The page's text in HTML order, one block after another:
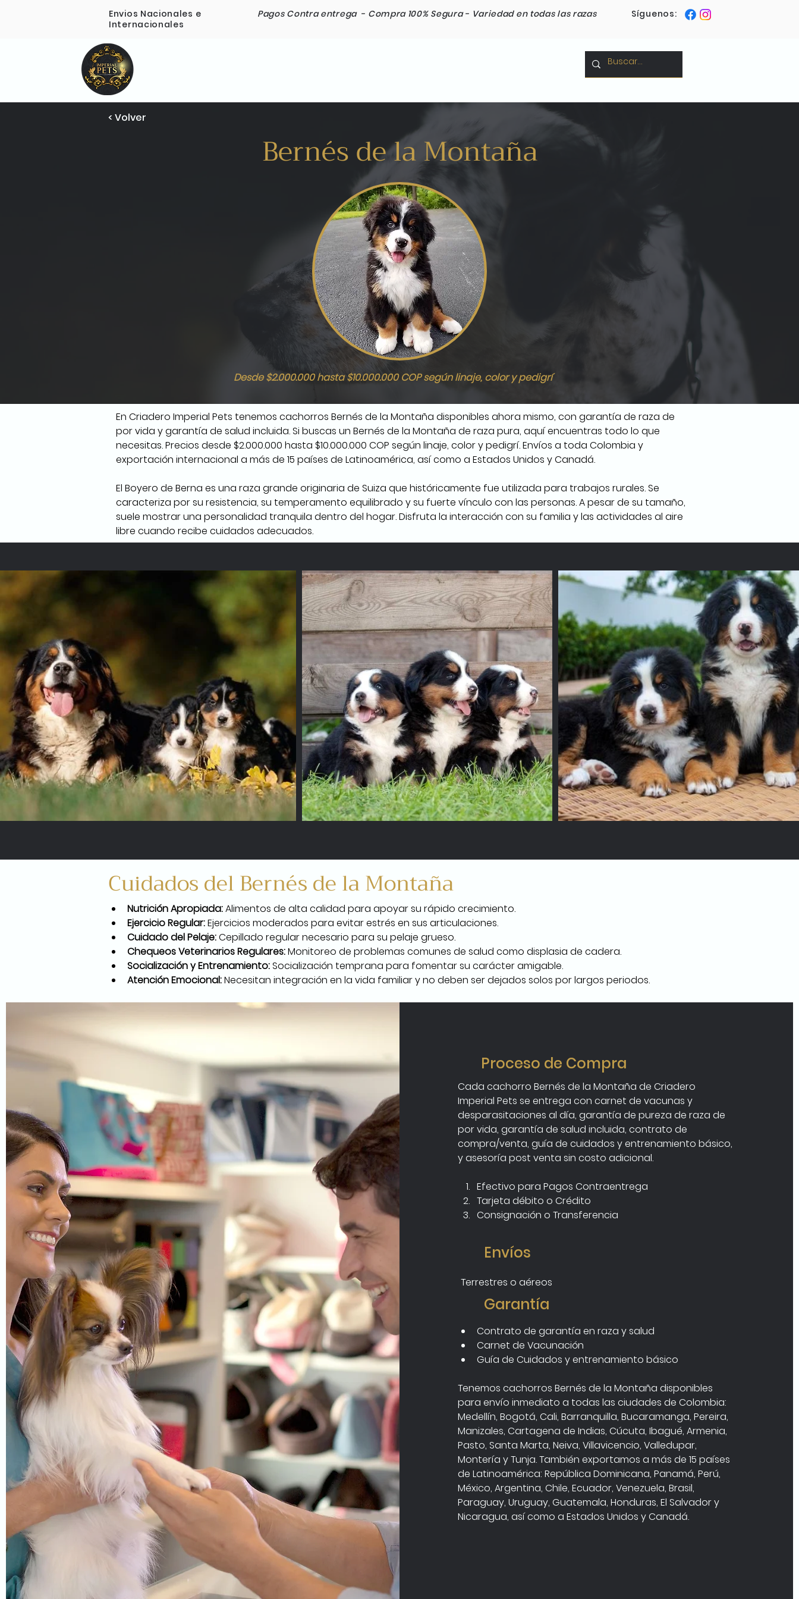
Envios Nacionales e
Internacionales
Pagos Contra entrega - Compra 100% Segura - Variedad en todas las razas Síguenos:
< Volver
Bernés de la Montaña
Desde $2.000.000 hasta $10.000.000 COP según linaje, color y pedigrí
En Criadero Imperial Pets tenemos cachorros Bernés de la Montaña disponibles ahora mismo, con garantía de raza de
por vida y garantía de salud incluida. Si buscas un Bernés de la Montaña de raza pura, aquí encuentras todo lo que
necesitas. Precios desde $2.000.000 hasta $10.000.000 COP según linaje, color y pedigrí. Envíos a toda Colombia y
exportación internacional a más de 15 países de Latinoamérica, así como a Estados Unidos y Canadá.
El Boyero de Berna es una raza grande originaria de Suiza que históricamente fue utilizada para trabajos rurales. Se
caracteriza por su resistencia, su temperamento equilibrado y su fuerte vínculo con las personas. A pesar de su tamaño,
suele mostrar una personalidad tranquila dentro del hogar. Disfruta la interacción con su familia y las actividades al aire
libre cuando recibe cuidados adecuados.
Cuidados del Bernés de la Montaña
Nutrición Apropiada: Alimentos de alta calidad para apoyar su rápido crecimiento.
Ejercicio Regular: Ejercicios moderados para evitar estrés en sus articulaciones.
Cuidado del Pelaje: Cepillado regular necesario para su pelaje grueso.
Chequeos Veterinarios Regulares: Monitoreo de problemas comunes de salud como displasia de cadera.
Socialización y Entrenamiento: Socialización temprana para fomentar su carácter amigable.
Atención Emocional: Necesitan integración en la vida familiar y no deben ser dejados solos por largos periodos.
Proceso de Compra
Cada cachorro Bernés de la Montaña de Criadero
Imperial Pets se entrega con carnet de vacunas y
desparasitaciones al día, garantía de pureza de raza de
por vida, garantía de salud incluida, contrato de
compra/venta, guía de cuidados y entrenamiento básico,
y asesoría post venta sin costo adicional.
Efectivo para Pagos Contraentrega
Tarjeta débito o Crédito
Consignación o Transferencia
Envíos
Terrestres o aéreos
Garantía
Contrato de garantía en raza y salud
Carnet de Vacunación
Guía de Cuidados y entrenamiento básico
Tenemos cachorros Bernés de la Montaña disponibles
para envío inmediato a todas las ciudades de Colombia:
Medellín, Bogotá, Cali, Barranquilla, Bucaramanga, Pereira,
Manizales, Cartagena de Indias, Cúcuta, Ibagué, Armenia,
Pasto, Santa Marta, Neiva, Villavicencio, Valledupar,
Montería y Tunja. También exportamos a más de 15 países
de Latinoamérica: República Dominicana, Panamá, Perú,
México, Argentina, Chile, Ecuador, Venezuela, Brasil,
Paraguay, Uruguay, Guatemala, Honduras, El Salvador y
Nicaragua, así como a Estados Unidos y Canadá.